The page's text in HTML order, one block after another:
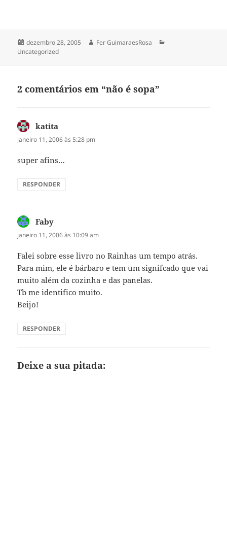
Publicado
em
dezembro 28, 2005 Autor
Fer GuimaraesRosa
Uncategorized
2 comentários em “não é sopa”
katita
janeiro 11, 2006 às 5:28 pm
super afins…
RESPONDER
Faby
janeiro 11, 2006 às 10:09 am
Falei sobre esse livro no Rainhas um tempo atrás.
Para mim, ele é bárbaro e tem um signifcado que vai
muito além da cozinha e das panelas.
Tb me identifico muito.
Beijo!
RESPONDER
Deixe a sua pitada: